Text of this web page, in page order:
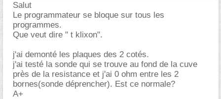
Salut
Le programmateur se bloque sur tous les
programmes.
Que veut dire " t klixon".
j'ai demonté les plaques des 2 cotés.
j'ai testé la sonde qui se trouve au fond de la cuve
près de la resistance et j'ai 0 ohm entre les 2
bornes(sonde déprencher). Est ce normale?
A+